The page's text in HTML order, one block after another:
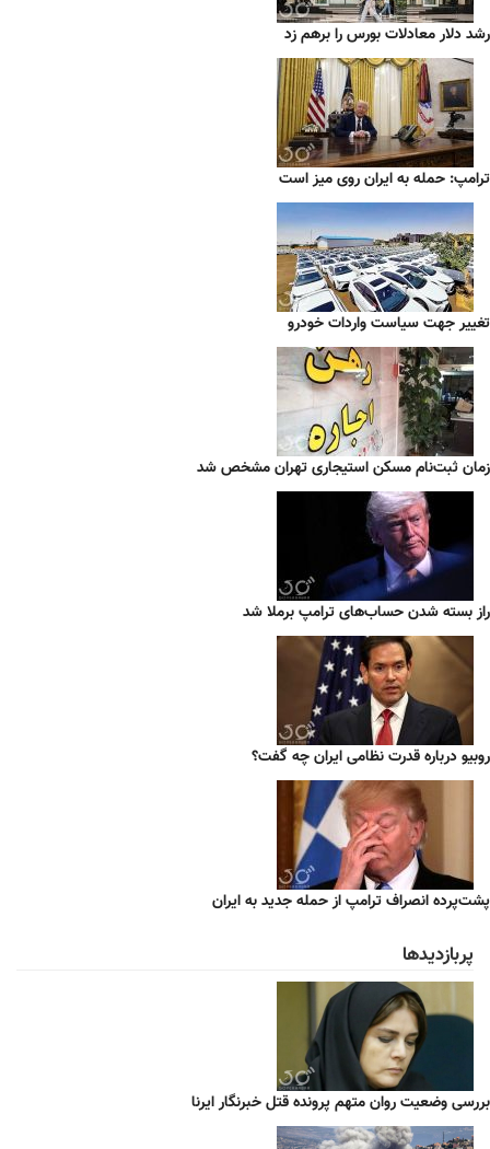
رشد دلار معادلات بورس را برهم زد
ترامپ: حمله به ایران روی میز است
تغییر جهت سیاست واردات خودرو
زمان ثبت‌نام مسکن استیجاری تهران مشخص شد
راز بسته شدن حساب‌های ترامپ برملا شد
روبیو درباره قدرت نظامی ایران چه گفت؟
پشت‌پرده انصراف ترامپ از حمله جدید به ایران
پربازدیدها
بررسی وضعیت روان متهم پرونده قتل خبرنگار ایرنا